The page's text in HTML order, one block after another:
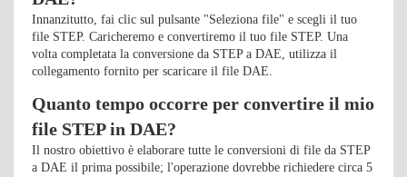
Innanzitutto, fai clic sul pulsante "Seleziona file" e scegli il tuo
file STEP. Caricheremo e convertiremo il tuo file STEP. Una
volta completata la conversione da STEP a DAE, utilizza il
collegamento fornito per scaricare il file DAE.
Quanto tempo occorre per convertire il mio
file STEP in DAE?
Il nostro obiettivo è elaborare tutte le conversioni di file da STEP
a DAE il prima possibile; l'operazione dovrebbe richiedere circa 5